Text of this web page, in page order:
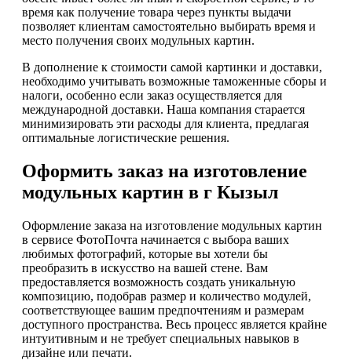
время как получение товара через пункты выдачи
позволяет клиентам самостоятельно выбирать время и
место получения своих модульных картин.
В дополнение к стоимости самой картинки и доставки,
необходимо учитывать возможные таможенные сборы и
налоги, особенно если заказ осуществляется для
международной доставки. Наша компания старается
минимизировать эти расходы для клиента, предлагая
оптимальные логистические решения.
Оформить заказ на изготовление
модульных картин в г Кызыл
Оформление заказа на изготовление модульных картин
в сервисе ФотоПочта начинается с выбора ваших
любимых фотографий, которые вы хотели бы
преобразить в искусство на вашей стене. Вам
предоставляется возможность создать уникальную
композицию, подобрав размер и количество модулей,
соответствующее вашим предпочтениям и размерам
доступного пространства. Весь процесс является крайне
интуитивным и не требует специальных навыков в
дизайне или печати.